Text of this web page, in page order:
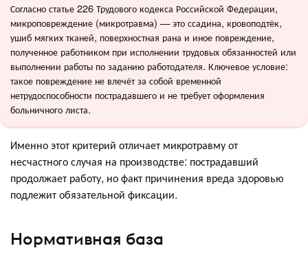
Согласно статье 226 Трудового кодекса Российской Федерации,
микроповреждение (микротравма) — это ссадина, кровоподтёк,
ушиб мягких тканей, поверхностная рана и иное повреждение,
полученное работником при исполнении трудовых обязанностей или
выполнении работы по заданию работодателя. Ключевое условие:
такое повреждение не влечёт за собой временной
нетрудоспособности пострадавшего и не требует оформления
больничного листа.
Именно этот критерий отличает микротравму от
несчастного случая на производстве: пострадавший
продолжает работу, но факт причинения вреда здоровью
подлежит обязательной фиксации.
Нормативная база